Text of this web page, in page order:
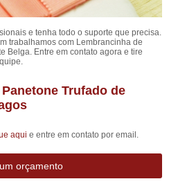
e tenha todo o suporte que precisa.
trabalhamos com Lembrancinha de
Belga. Entre em contato agora e tire
Trufado de
aqui e entre em contato por email.
orçamento